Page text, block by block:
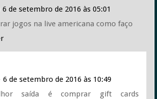
6 de setembro de 2016 às 05:01
jogos na live americana como faço
6 de setembro de 2016 às 10:49
saída é comprar gift cards